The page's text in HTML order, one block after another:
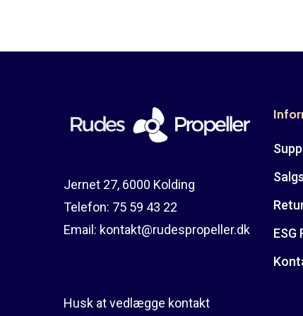
Jernet 27, 6000 Kolding
Telefon: 75 59 43 22
Email: kontakt@rudespropeller.dk
Husk at vedlægge kontakt
ESG